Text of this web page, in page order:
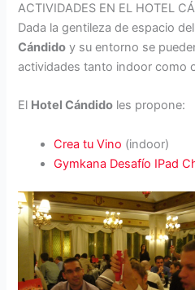
ACTIVIDADES EN EL HOTEL
Dada la gentileza de espacio
Cándido y su entorno se
actividades tanto indoor como
El Hotel Cándido les propone:
Crea tu Vino (indoor)
Gymkana Desafío IPad